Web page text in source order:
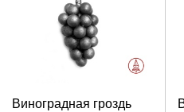
Виноградная гроздь
Выберите количество: